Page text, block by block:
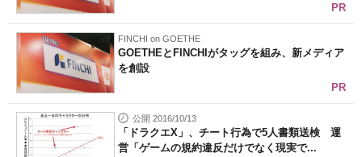
PR
FINCHI on GOETHE
GOETHEとFINCHIがタッグを組み、新メディア
を創設
PR
公開 2016/10/13
「ドラクエX」、チート行為で5人書類送検 運
営「ゲームの規約違反だけでなく現実で...